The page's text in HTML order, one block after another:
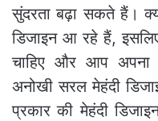
सुंदरता बढ़ा सकते हैं।
डिजाइन आ रहे हैं,
चाहिए और आप अपना
अनोखी सरल मेहंदी
प्रकार की मेहंदी